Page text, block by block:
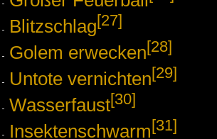
Blitzschlag[27]
Golem erwecken[28]
Untote vernichten[29]
Wasserfaust[30]
Insektenschwarm [31]